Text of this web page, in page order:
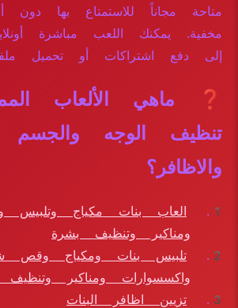
متاحة مجاناً للاستمتاع بها
مخفية. يمكنك اللعب مباشرة
إلى دفع اشتراكات أو تحميل
❓ ماهي الألعاب
تنظيف الوجه والجسم
والاظافر؟
العاب بنات مكياج
ومناكير وتنظيف بشرة
تلبيس بنات ومكياج وقص
واكسسوارات ومناكير وتنظيف
تزيين اظافر البنات